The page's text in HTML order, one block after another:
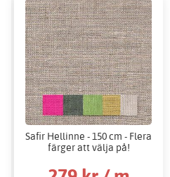
Safir Hellinne - 150 cm - Flera
färger att välja på!